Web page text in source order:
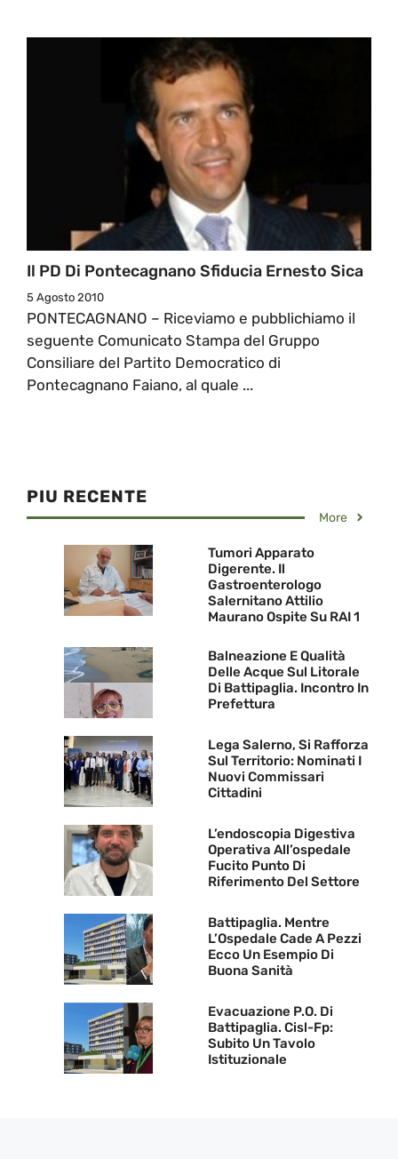
Il PD Di Pontecagnano Sfiducia Ernesto Sica
5 Agosto 2010
PONTECAGNANO – Riceviamo e pubblichiamo il
seguente Comunicato Stampa del Gruppo
Consiliare del Partito Democratico di
Pontecagnano Faiano, al quale ...
PIU RECENTE
More
Tumori Apparato
Digerente. Il
Gastroenterologo
Salernitano Attilio
Maurano Ospite Su RAI 1
Balneazione E Qualità
Delle Acque Sul Litorale
Di Battipaglia. Incontro In
Prefettura
Lega Salerno, Si Rafforza
Sul Territorio: Nominati I
Nuovi Commissari
Cittadini
L’endoscopia Digestiva
Operativa All’ospedale
Fucito Punto Di
Riferimento Del Settore
Battipaglia. Mentre
L’Ospedale Cade A Pezzi
Ecco Un Esempio Di
Buona Sanità
Evacuazione P.O. Di
Battipaglia. Cisl-Fp:
Subito Un Tavolo
Istituzionale